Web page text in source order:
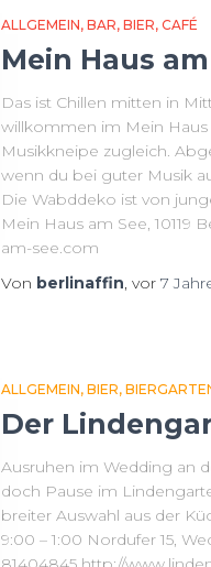
ALLGEMEIN BAR BIER CAFÉ
Mein Haus
Das ist Chillen mitten in
willkommen im Mein Haus
Musikkneipe zugleich.
wenn du bei guter Musik
Die Wabddeko ist von
Mein Haus am See, 10119
am-see.com
Von berlinaffin, vor 7
ALLGEMEIN BIER
Der
Ausruhen im Wedding an
doch Pause im
breiter Auswahl aus der
9:00 – 1:00 Nordufer 15,